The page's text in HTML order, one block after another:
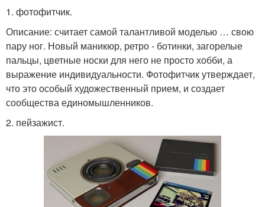
1. фотофитчик.
Описание: считает самой талантливой моделью … свою
пару ног. Новый маникюр, ретро - ботинки, загорелые
пальцы, цветные носки для него не просто хобби, а
выражение индивидуальности. Фотофитчик утверждает,
что это особый художественный прием, и создает
сообщества единомышленников.
2. пейзажист.